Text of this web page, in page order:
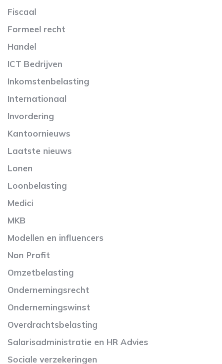
Fiscaal
Formeel recht
Handel
ICT Bedrijven
Inkomstenbelasting
Internationaal
Invordering
Kantoornieuws
Laatste nieuws
Lonen
Loonbelasting
Medici
MKB
Modellen en influencers
Non Profit
Omzetbelasting
Ondernemingsrecht
Ondernemingswinst
Overdrachtsbelasting
Salarisadministratie en HR Advies
Sociale verzekeringen